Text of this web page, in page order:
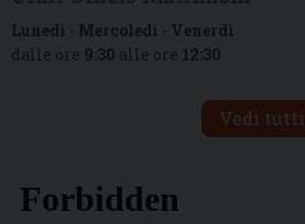
Lunedì - Mercoledì - Venerdì
dalle ore 9:30 alle ore 12:30
Vedi